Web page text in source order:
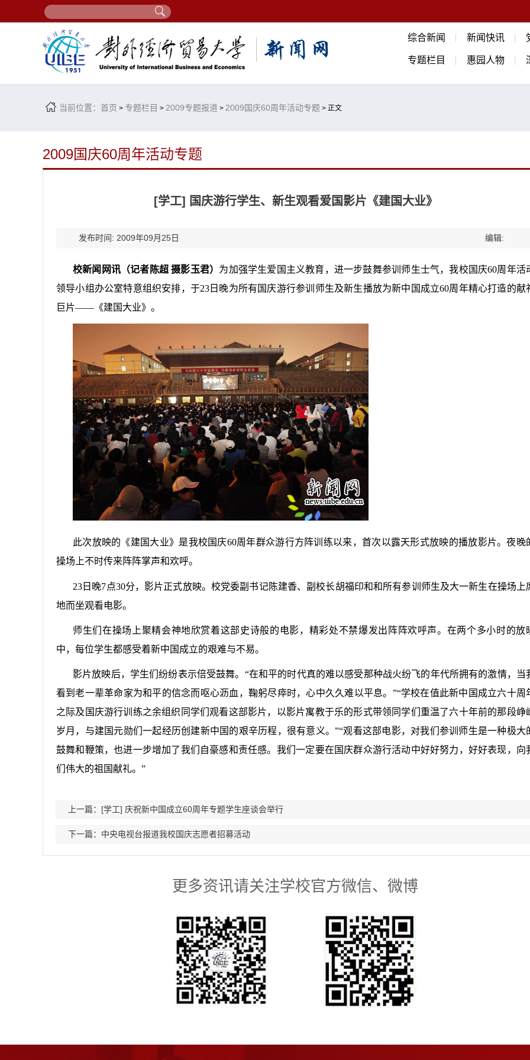
综合新闻 新闻快讯
专题栏目 惠园人物
当前位置： 首页 > 专题栏目 > 2009专题报道 > 2009国庆60周年活动专题 > 正文
2009国庆60周年活动专题
[学工] 国庆游行学生、新生观看爱国影片《建国大业》
发布时间: 2009年09月25日 编辑:
校新闻网讯（记者陈超 摄影玉君） 为加强学生爱国主义教育，进一步鼓舞参训师生士气，我校国庆60周年活
领导小组办公室特意组织安排，于23 日晚为所有国庆游行参训师生及新生播放为新中国成立60周年精心打造的献
巨片——《建国大业》。
此次放映的《建国大业》是我校国庆60周年群众游行方阵训练以来，首次以露天形式放映的播放影片。夜晚
操场上不时传来阵阵掌声和欢呼。
23 日晚7点30分，影片正式放映。校党委副书记陈建香、副校长胡福印和和所有参训师生及大一新生在操场上
地而坐观看电影。
师生们在操场上聚精会神地欣赏着这部史诗般的电影，精彩处不禁爆发出阵阵欢呼声。在两个多小时的放
中，每位学生都感受着新中国成立的艰难与不易。
影片放映后，学生们纷纷表示倍受鼓舞。“在和平的时代真的难以感受那种战火纷飞的年代所拥有的激情，当
看到老一辈革命家为和平的信念而呕心沥血，鞠躬尽瘁时，心中久久难以平息。”“学校在值此新中国成立六十周
之际及国庆游行训练之余组织同学们观看这部影片，以影片寓教于乐的形式带领同学们重温了六十年前的那段峥
岁月，与建国元勋们一起经历创建新中国的艰辛历程，很有意义。”“观看这部电影，对我们参训师生是一种极大
鼓舞和鞭策，也进一步增加了我们自豪感和责任感。我们一定要在国庆群众游行活动中好好努力，好好表现，向
们伟大的祖国献礼。”
上一篇：[学工] 庆祝新中国成立60周年专题学生座谈会举行
下一篇：中央电视台报道我校国庆志愿者招募活动
更多资讯请关注学校官方微信、微博